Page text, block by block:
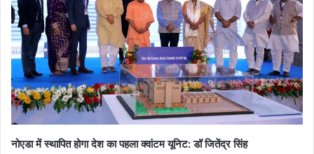
नोएडा में स्थापित होगा देश का पहला क्वांटम यूनिट: डॉ जितेंद्र सिंह